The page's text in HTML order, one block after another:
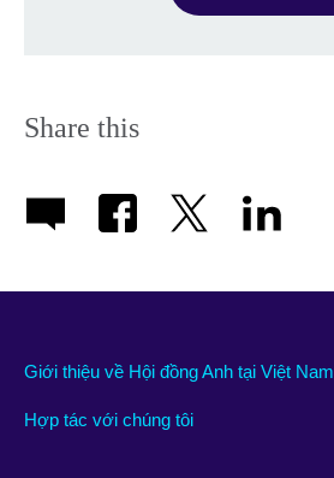
Share this
Giới thiệu về Hội đồng Anh tại Việt Nam
Hợp tác với chúng tôi